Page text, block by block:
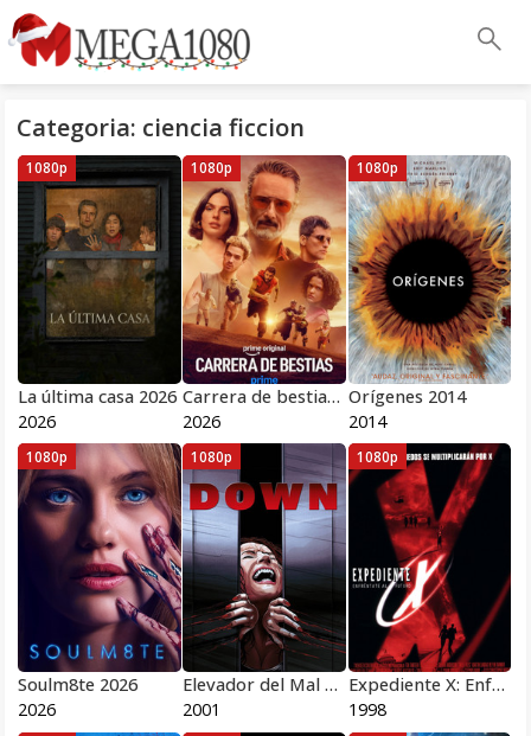
Categoria: ciencia ficcion
La última casa 2026
2026
1080p
Carrera de bestias 2026
2026
1080p
Orígenes 2014
2014
1080p
Soulm8te 2026
2026
1080p
Elevador del Mal 2001
2001
1080p
Expediente X: Enfréntate al futuro 1998
1998
1080p